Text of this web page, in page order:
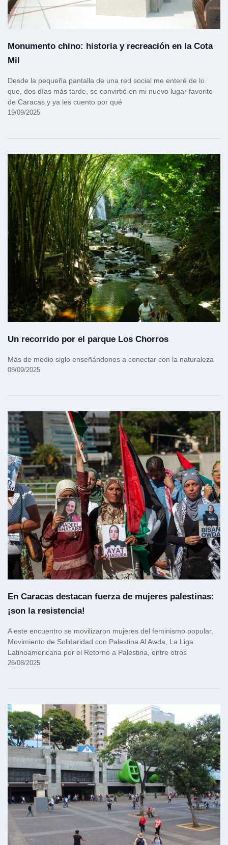
Monumento chino: historia y recreación en la Cota
Mil
Desde la pequeña pantalla de una red social me enteré de lo
que, dos días más tarde, se convirtió en mi nuevo lugar favorito
de Caracas y ya les cuento por qué
19/09/2025
Un recorrido por el parque Los Chorros
Más de medio siglo enseñándonos a conectar con la naturaleza
08/09/2025
En Caracas destacan fuerza de mujeres palestinas:
¡son la resistencia!
A este encuentro se movilizaron mujeres del feminismo popular,
Movimiento de Solidaridad con Palestina Al Awda, La Liga
Latinoamericana por el Retorno a Palestina, entre otros
26/08/2025